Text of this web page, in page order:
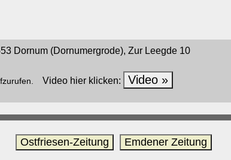
Dornum (Dornumergrode), Zur Leegde 10
Video hier klicken: Video »